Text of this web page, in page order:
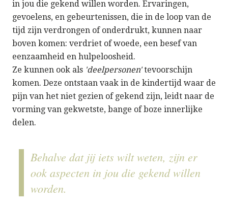
in jou die gekend willen worden. Ervaringen,
gevoelens, en gebeurtenissen, die in de loop van de
tijd zijn verdrongen of onderdrukt, kunnen naar
boven komen: verdriet of woede, een besef van
eenzaamheid en hulpeloosheid.
Ze kunnen ook als 'deelpersonen'tevoorschijn
komen. Deze ontstaan vaak in de kindertijd waar de
pijn van het niet gezien of gekend zijn, leidt naar de
vorming van gekwetste, bange of boze innerlijke
delen.
Behalve dat jij iets wilt weten, zijn er
ook aspecten in jou die gekend willen
worden.